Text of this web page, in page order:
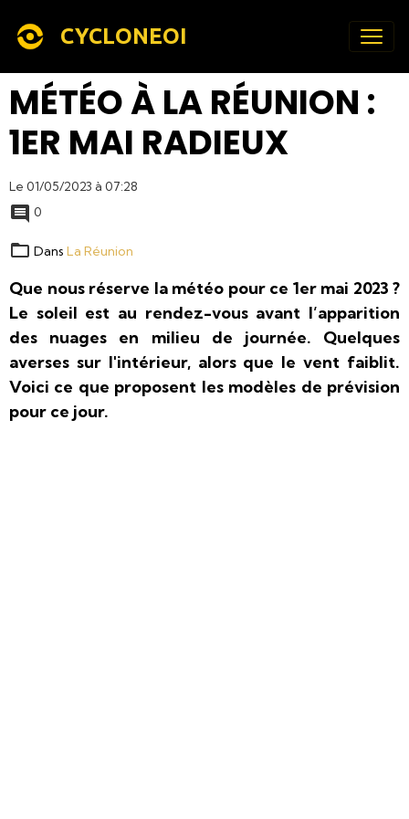
CYCLONEOI
MÉTÉO À LA RÉUNION :
1ER MAI RADIEUX
Le 01/05/2023 à 07:28
0
Dans La Réunion
Que nous réserve la météo pour ce 1er mai 2023 ?
Le soleil est au rendez-vous avant l’apparition
des nuages en milieu de journée. Quelques
averses sur l'intérieur, alors que le vent faiblit.
Voici ce que proposent les modèles de prévision
pour ce jour.